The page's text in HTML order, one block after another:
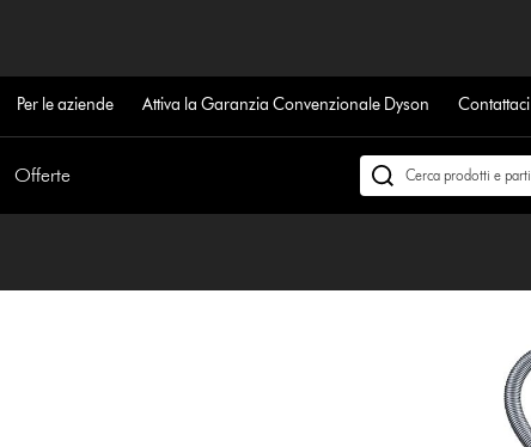
Per le aziende Attiva la Garanzia Convenzionale Dyson Contattaci
Offerte
Cerca